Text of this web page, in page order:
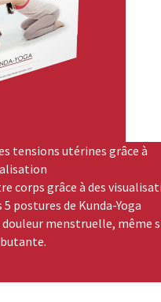
tensions utérines grâce à
corps grâce à des
postures de Kunda-Yoga
menstruelle, même